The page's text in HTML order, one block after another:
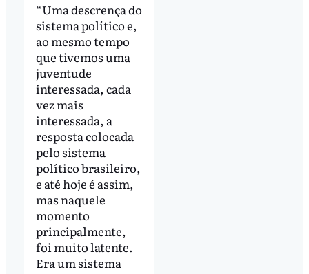
“Uma descrença do
sistema político e,
ao mesmo tempo
que tivemos uma
juventude
interessada, cada
vez mais
interessada, a
resposta colocada
pelo sistema
político brasileiro,
e até hoje é assim,
mas naquele
momento
principalmente,
foi muito latente.
Era um sistema